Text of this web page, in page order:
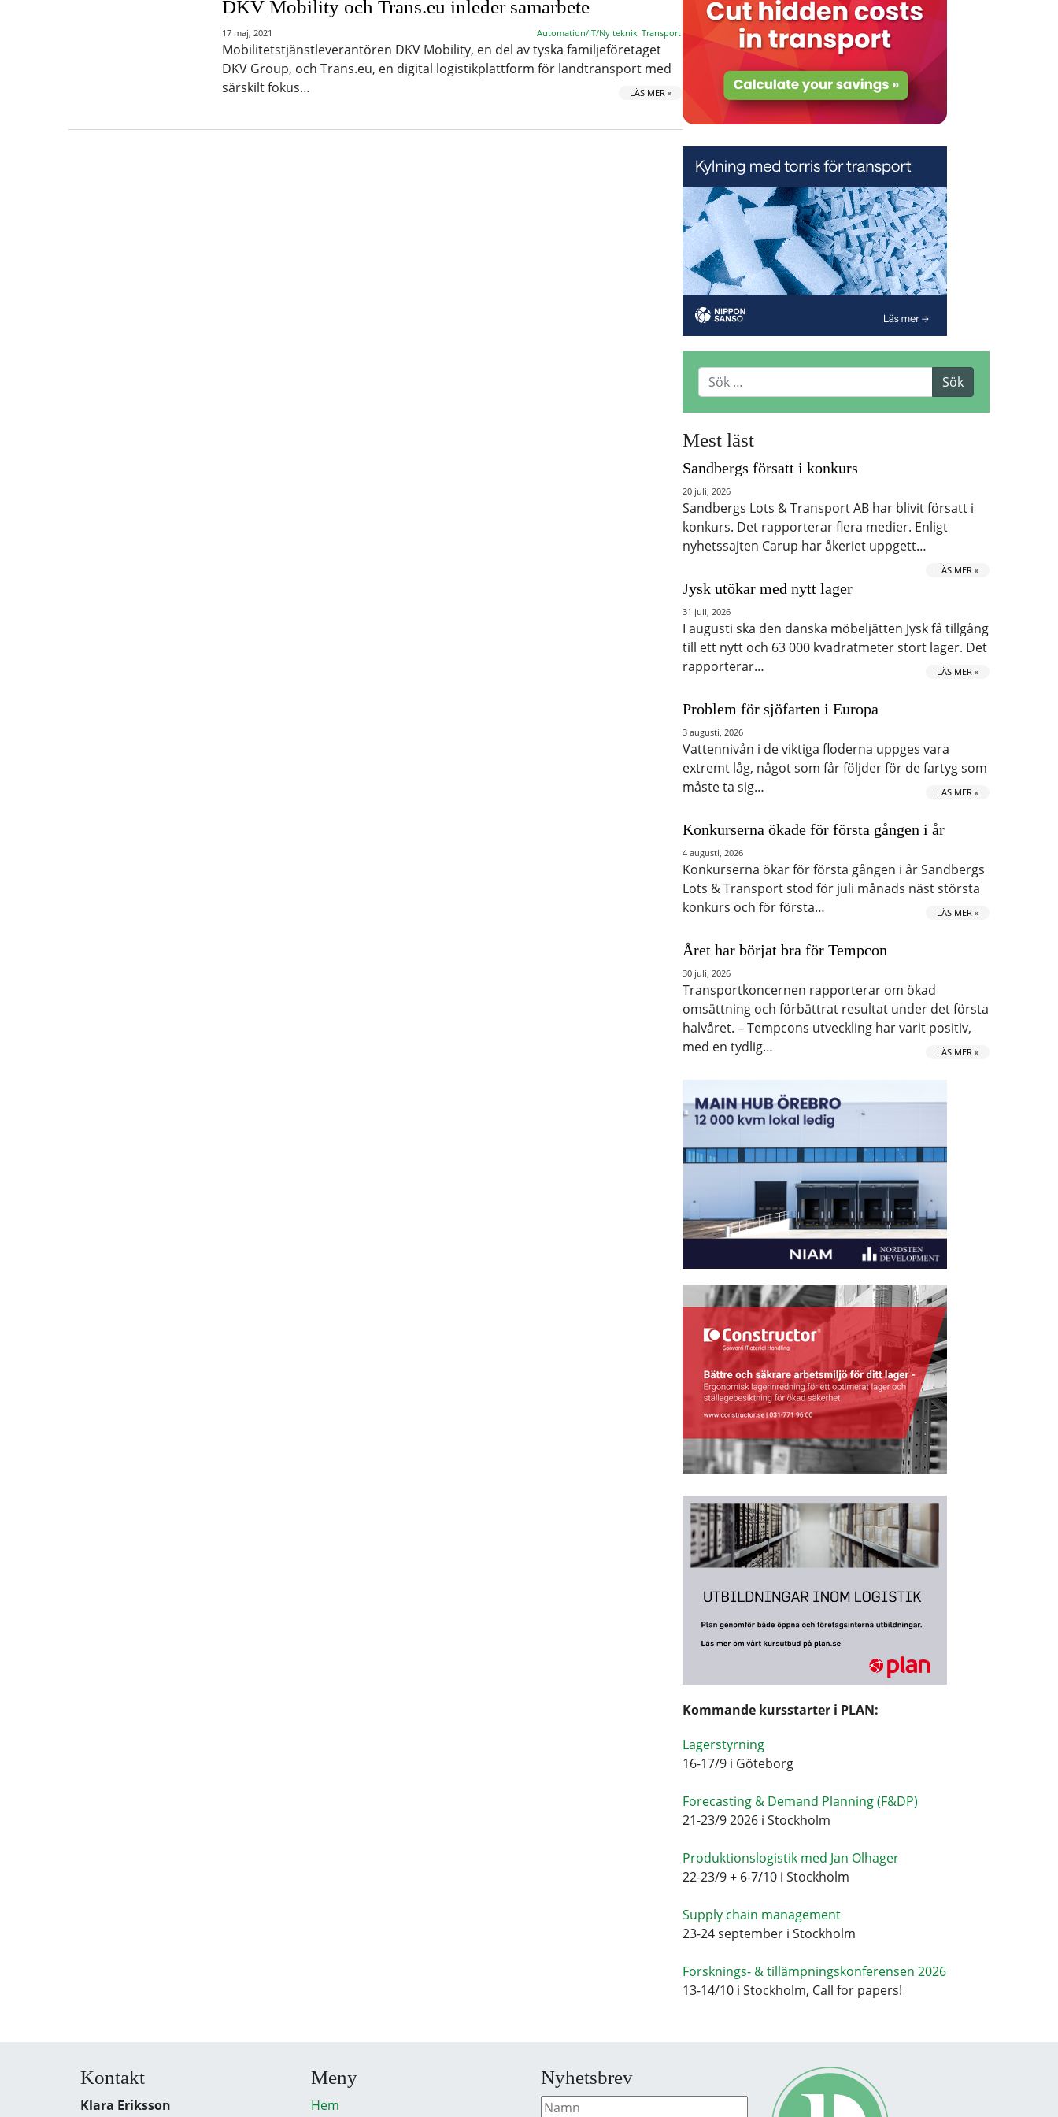
DKV Mobility och Trans.eu inleder samarbete
17 maj, 2021 Automation/IT/Ny teknik Transport
Mobilitetstjänstleverantören DKV Mobility, en del av tyska familjeföretaget
DKV Group, och Trans.eu, en digital logistikplattform för landtransport med
särskilt fokus…
LÄS MER »
Mest läst
Sandbergs försatt i konkurs
20 juli, 2026
Sandbergs Lots & Transport AB har blivit försatt i
konkurs. Det rapporterar flera medier. Enligt
nyhetssajten Carup har åkeriet uppgett…
LÄS MER »
Jysk utökar med nytt lager
31 juli, 2026
I augusti ska den danska möbeljätten Jysk få tillgång
till ett nytt och 63 000 kvadratmeter stort lager. Det
rapporterar…
LÄS MER »
Problem för sjöfarten i Europa
3 augusti, 2026
Vattennivån i de viktiga floderna uppges vara
extremt låg, något som får följder för de fartyg som
måste ta sig…
LÄS MER »
Konkurserna ökade för första gången i år
4 augusti, 2026
Konkurserna ökar för första gången i år Sandbergs
Lots & Transport stod för juli månads näst största
konkurs och för första…
LÄS MER »
Året har börjat bra för Tempcon
30 juli, 2026
Transportkoncernen rapporterar om ökad
omsättning och förbättrat resultat under det första
halvåret. – Tempcons utveckling har varit positiv,
med en tydlig…
LÄS MER »
Kommande kursstarter i PLAN:
Lagerstyrning
16-17/9 i Göteborg
Forecasting & Demand Planning (F&DP)
21-23/9 2026 i Stockholm
Produktionslogistik med Jan Olhager
22-23/9 + 6-7/10 i Stockholm
Supply chain management
23-24 september i Stockholm
Forsknings- & tillämpningskonferensen 2026
13-14/10 i Stockholm, Call for papers!
Kontakt
Klara Eriksson
Meny
Hem
Nyhetsbrev